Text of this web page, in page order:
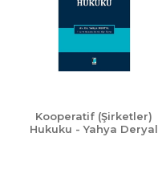
Kooperatif (Şirketler)
Hukuku - Yahya Deryal